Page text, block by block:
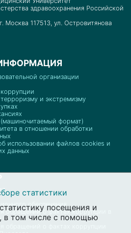
здравоохранения Российской
Москва 117513, ул. Островитянова
организации
и экстремизму
формат)
в отношении обработки
использовании файлов cookies и
данных
обеспечения
обращений о фактах коррупции в
обращений о фактах коррупции
статистики
посещения и
в том числе с помощью